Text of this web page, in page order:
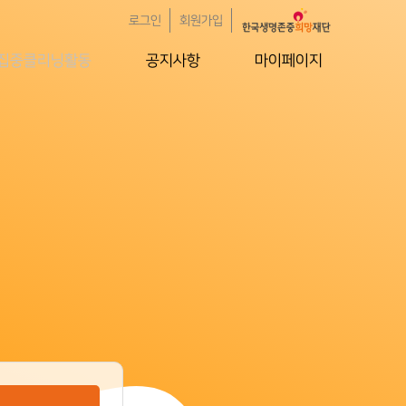
로그인 회원가입
중클리닝활동 공지사항 마이페이지